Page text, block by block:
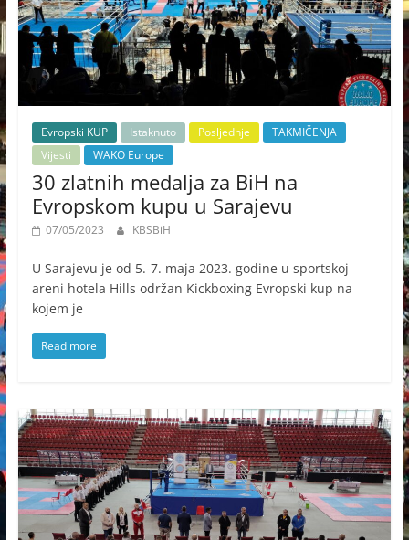
Evropski KUP Istaknuto Posljednje
TAKMIČENJA
Vijesti
WAKO Europe
30 zlatnih medalja za BiH na
Evropskom kupu u Sarajevu
07/05/2023 KBSBiH
U Sarajevu je od 5.-7. maja 2023. godine u sportskoj
areni hotela Hills održan Kickboxing Evropski kup na
kojem je
Read more